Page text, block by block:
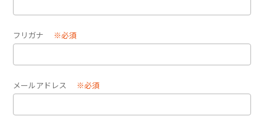
フリガナ ※必須
メールアドレス ※必須